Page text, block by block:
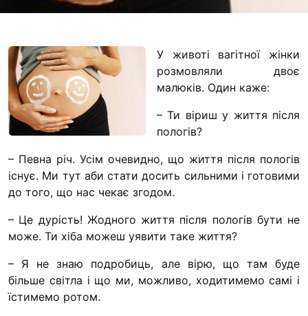
Іконописна школа
Альтернатива
Одна церква – одна
одна родина
Чемпіонат з міні-
“КОПА”
Як допомогти
Ми помолимося
Підтримати сім’ю
“#Усинови_ТИ”
У животі вагітної жінки
розмовляли двоє
малюків. Один каже:
– Ти віриш у життя після
пологів?
– Певна річ. Усім очевидно, що життя після пологів
існує. Ми тут аби стати досить сильними і готовими
до того, що нас чекає згодом.
– Це дурість! Жодного життя після пологів бути не
може. Ти хіба можеш уявити таке життя?
– Я не знаю подробиць, але вірю, що там буде
більше світла і що ми, можливо, ходитимемо самі і
їстимемо ротом.